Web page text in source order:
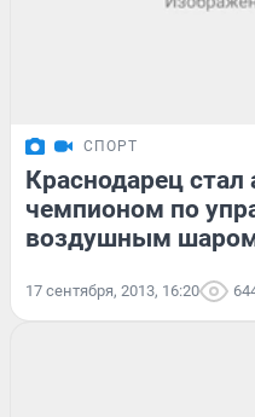
СПОРТ
Краснодарец
чемпионом по
воздушным
17 сентября, 2013, 16:20